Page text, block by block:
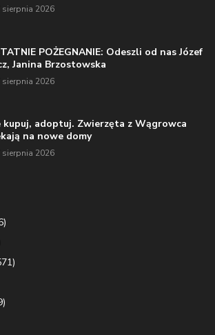
sierpnia 2026
POŻEGNANIE: Odeszli od nas Józef
Janina Brzostowska
sierpnia 2026
kupuj, adoptuj. Zwierzęta z Wągrowca
na nowe domy
sierpnia 2026